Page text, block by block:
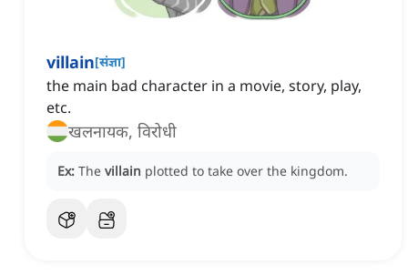
villain[संज्ञा]
the main bad character in a movie, story, play,
etc.
खलनायक, विरोधी
Ex: The villain plotted to take over the kingdom.